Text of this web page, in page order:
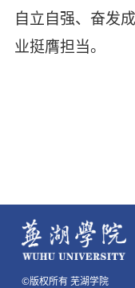
自立自强、奋发
业挺膺担当。
©版权所有 芜湖学院